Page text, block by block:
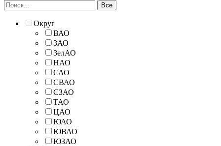
Все
Округ
ВАО
ЗАО
ЗелАО
НАО
САО
СВАО
СЗАО
ТАО
ЦАО
ЮАО
ЮВАО
ЮЗАО